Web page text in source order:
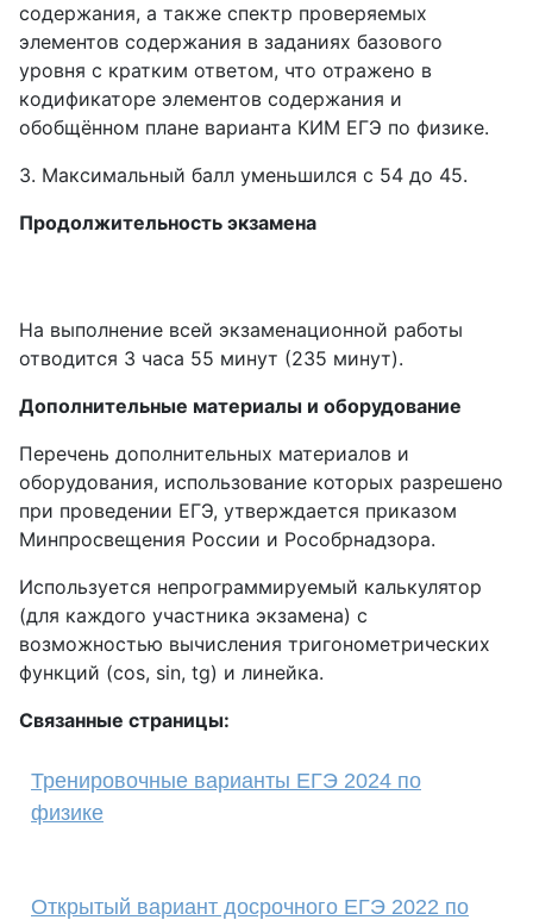
содержания, а также спектр проверяемых
элементов содержания в заданиях базового
уровня с кратким ответом, что отражено в
кодификаторе элементов содержания и
обобщённом плане варианта КИМ ЕГЭ по физике.
3. Максимальный балл уменьшился с 54 до 45.
Продолжительность экзамена
На выполнение всей экзаменационной работы
отводится 3 часа 55 минут (235 минут).
Дополнительные материалы и оборудование
Перечень дополнительных материалов и
оборудования, использование которых разрешено
при проведении ЕГЭ, утверждается приказом
Минпросвещения России и Рособрнадзора.
Используется непрограммируемый калькулятор
(для каждого участника экзамена) с
возможностью вычисления тригонометрических
функций (cos, sin, tg) и линейка.
Связанные страницы:
Тренировочные варианты ЕГЭ 2024 по
физике
Открытый вариант досрочного ЕГЭ 2022 по